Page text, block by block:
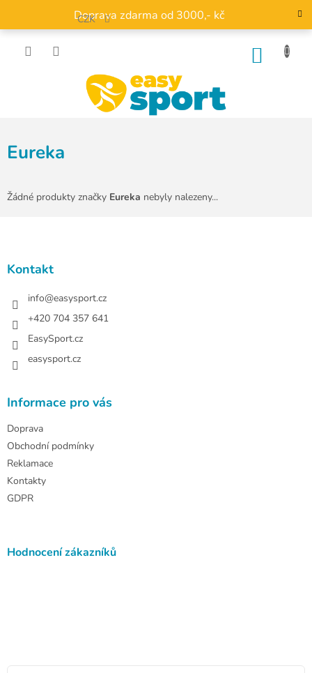
obsah
Doprava zdarma od 3000,- kč
CZK
Eureka
Žádné produkty značky Eureka nebyly nalezeny...
Kontakt
info@easysport.cz
+420 704 357 641
EasySport.cz
easysport.cz
Informace pro vás
Doprava
Obchodní podmínky
Reklamace
Kontakty
GDPR
Hodnocení zákazníků